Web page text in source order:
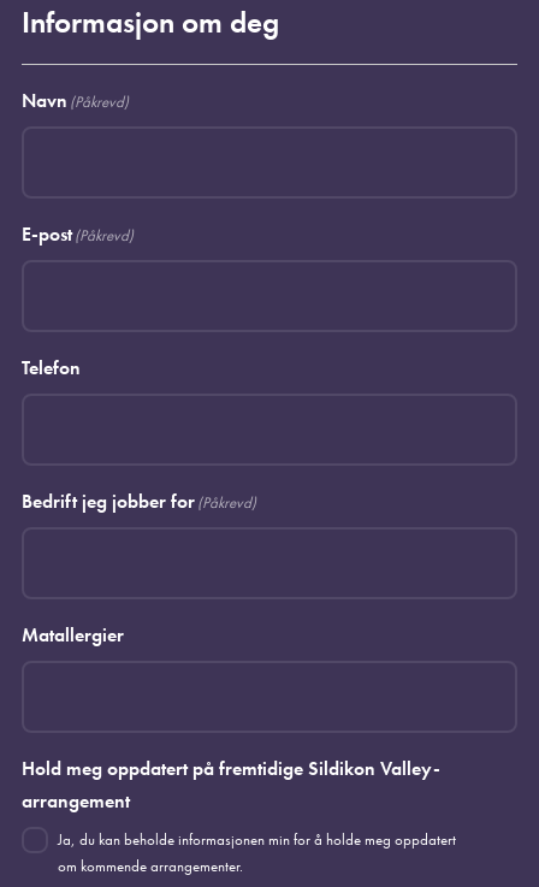
Informasjon om deg
Navn (Påkrevd)
E-post(Påkrevd)
Telefon
Bedrift jeg jobber for(Påkrevd)
Matallergier
Hold meg oppdatert på fremtidige Sildikon Valley-
arrangement
Ja, du kan beholde informasjonen min for å holde meg oppdatert
om kommende arrangementer.